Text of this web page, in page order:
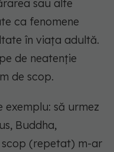
sau alte
ca fenomene
în viața adultă.
de neatenție
de scop.
exemplu: să urmez
Buddha,
scop (repetat) m-ar